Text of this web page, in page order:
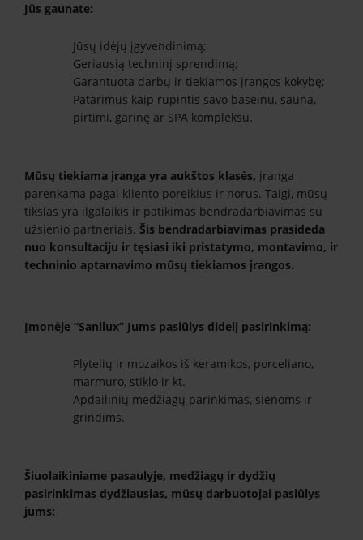
Jūs gaunate:
Jūsų idėjų įgyvendinimą;
Geriausią techninį sprendimą;
Garantuota darbų ir tiekiamos įrangos kokybę;
Patarimus kaip rūpintis savo baseinu, sauna,
pirtimi, garinę ar SPA kompleksu.
Mūsų tiekiama įranga yra aukštos klasės, įranga
parenkama pagal kliento poreikius ir norus. Taigi, mūsų
tikslas yra ilgalaikis ir patikimas bendradarbiavimas su
užsienio partneriais. Šis bendradarbiavimas prasideda
nuo konsultaciju ir tęsiasi iki pristatymo, montavimo, ir
techninio aptarnavimo mūsų tiekiamos įrangos.
Įmonėje “Sanilux” Jums pasiūlys didelį pasirinkimą:
Plytelių ir mozaikos iš keramikos, porceliano,
marmuro, stiklo ir kt.
Apdailinių medžiagų parinkimas, sienoms ir
grindims.
Šiuolaikiniame pasaulyje, medžiagų ir dydžių
pasirinkimas dydžiausias, mūsų darbuotojai pasiūlys
jums: